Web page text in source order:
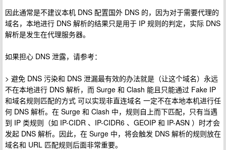
因此通常是不建议本机 DNS 配置国外 DNS 的，因为对于需要代理的
域名，本地进行 DNS 解析的结果只是用于 IP 规则的判定，实际 DNS
解析是发生在代理服务器。
如果担心 DNS 泄露，请参考：
> 避免 DNS 污染和 DNS 泄漏最有效的办法就是（让这个域名）永远
不在本地进行 DNS 解析，而 Surge 和 Clash 能且只能通过 Fake IP
和域名规则匹配的方式 可以实现非直连域名 一定不在本地本机进行任
何 DNS 解析。在 Surge 和 Clash 中，规则自上而下匹配，只有当遇
到 IP 类规则（如 IP-CIDR 、IP-CIDR6 、GEOIP 和 IP-ASN ）时才会
发起 DNS 解析。因此，在 Surge 中，将会触发 DNS 解析的规则放在
域名和 URL 匹配规则后面非常重要。